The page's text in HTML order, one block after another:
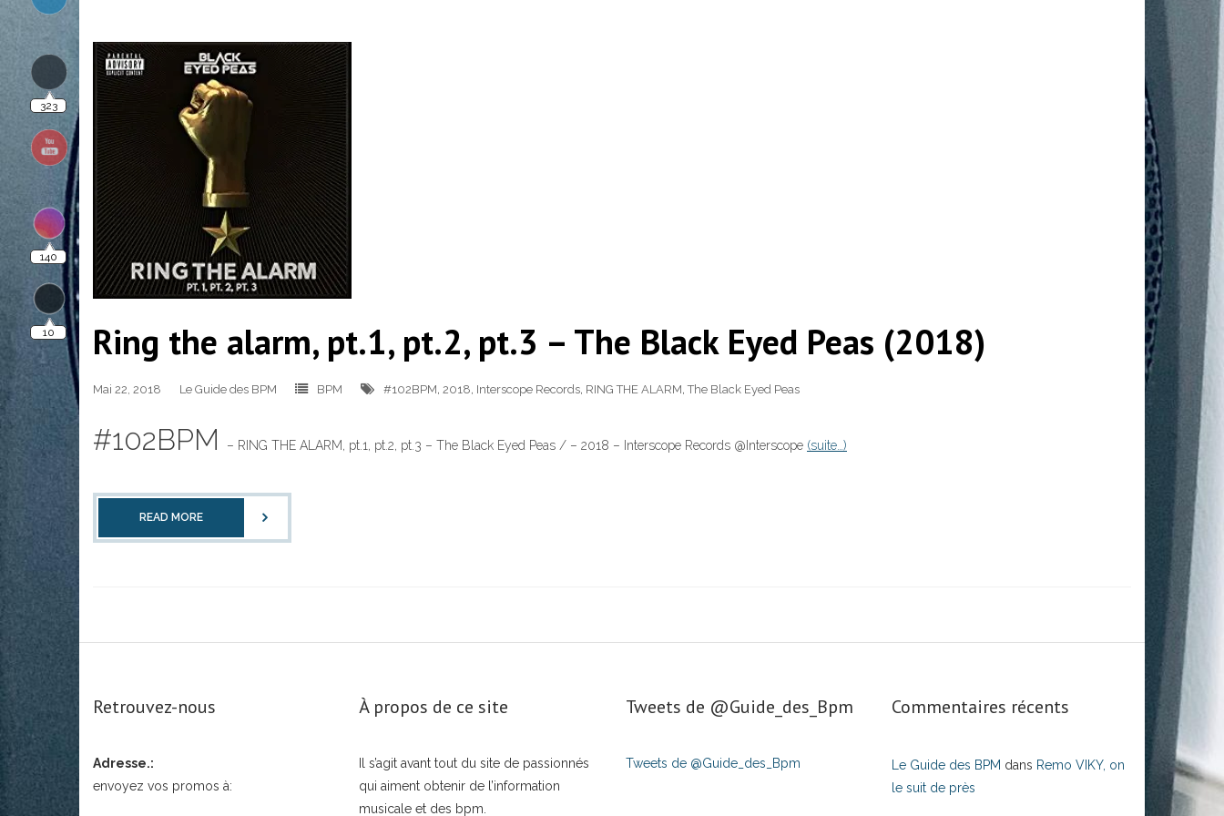
Ring the alarm, pt.1, pt.2, pt.3 – The Black Eyed Peas (2018)
Mai 22, 2018 Le Guide des BPM BPM #102BPM, 2018, Interscope Records, RING THE ALARM,The Black Eyed Peas
#102BPM – RING THE ALARM, pt.1, pt.2, pt.3 – The Black Eyed Peas / – 2018 – Interscope Records @Interscope (suite…)
READ MORE
Retrouvez-nous
Adresse.:
envoyez vos promos à:
À propos de ce site
Il s’agit avant tout du site de passionnés
qui aiment obtenir de l’information
musicale et des bpm.
Tweets de ‎@Guide_des_Bpm
Tweets de @Guide_des_Bpm
Commentaires récents
Le Guide des BPM dans Remo VIKY, on
le suit de près
140
10